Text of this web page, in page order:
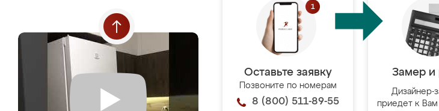
Оставьте заявку
Позвоните по номерам
8 (800) 511-89-55
Замер и
Дизайнер-
приедет к Вам